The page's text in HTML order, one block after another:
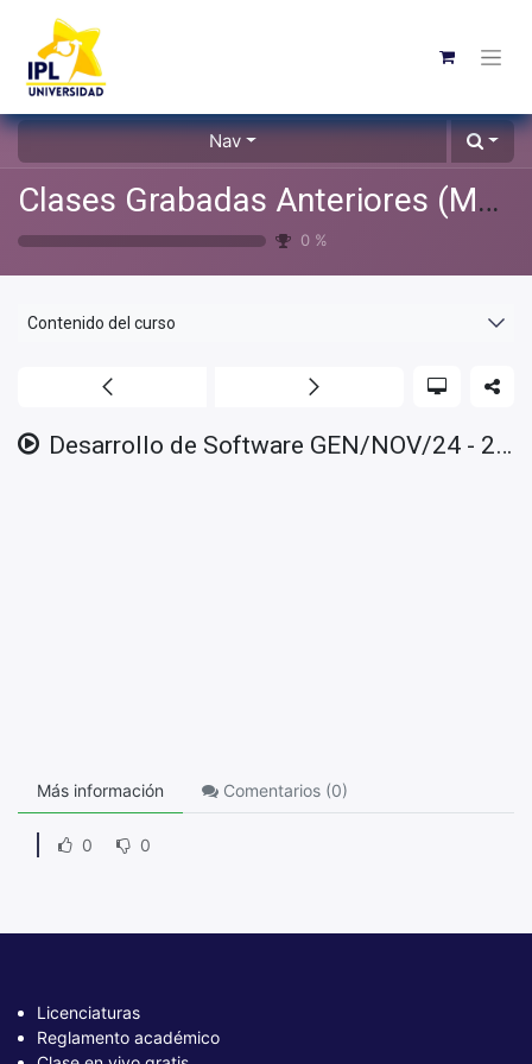
Nav
Clases Grabadas Anteriores (Material de apoyo para alumnos)
0 %
Contenido del curso
Desarrollo de Software GEN/NOV/24 - 2025/01/09
Más información Comentarios (0)
0 0
Licenciaturas
Reglamento académico